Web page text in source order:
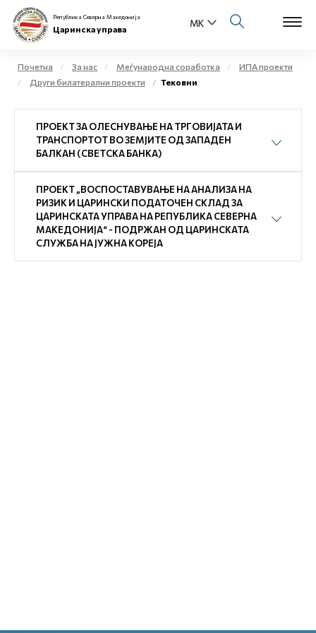
Физички лица
Бизнис заедница
Е-Царина
Медиа центар
Република Северна Македонија
Царинска управа
Почетна За нас Меѓународна соработка
ИПА проекти
Други билатерални проекти
Тековни
ПРОЕКТ ЗА ОЛЕСНУВАЊЕ НА ТРГОВИЈАТА И
ТРАНСПОРТОТ ВО ЗЕМЈИТЕ ОД ЗАПАДЕН
БАЛКАН (СВЕТСКА БАНКА)
ПРОЕКТ „ВОСПОСТАВУВАЊЕ НА АНАЛИЗА НА
РИЗИК И ЦАРИНСКИ ПОДАТОЧЕН СКЛАД ЗА
ЦАРИНСКАТА УПРАВА НА РЕПУБЛИКА СЕВЕРНА
МАКЕДОНИЈА“ - ПОДРЖАН ОД ЦАРИНСКАТА
СЛУЖБА НА ЈУЖНА КОРЕЈА